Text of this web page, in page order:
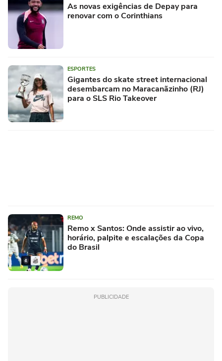
As novas exigências de Depay para
renovar com o Corinthians
ESPORTES
Gigantes do skate street internacional
desembarcam no Maracanãzinho (RJ)
para o SLS Rio Takeover
REMO
Remo x Santos: Onde assistir ao vivo,
horário, palpite e escalações da Copa
do Brasil
PUBLICIDADE